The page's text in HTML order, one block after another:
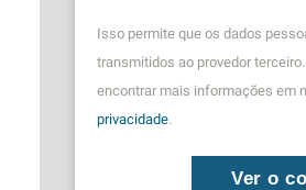
Isso permite que os dados
transmitidos ao provedor
encontrar mais informações em
privacidade.
Ver o